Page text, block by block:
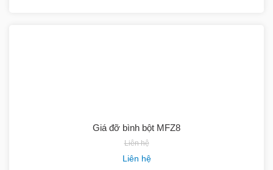
Giá đỡ bình bột MFZ8
Liên hệ
Liên hệ